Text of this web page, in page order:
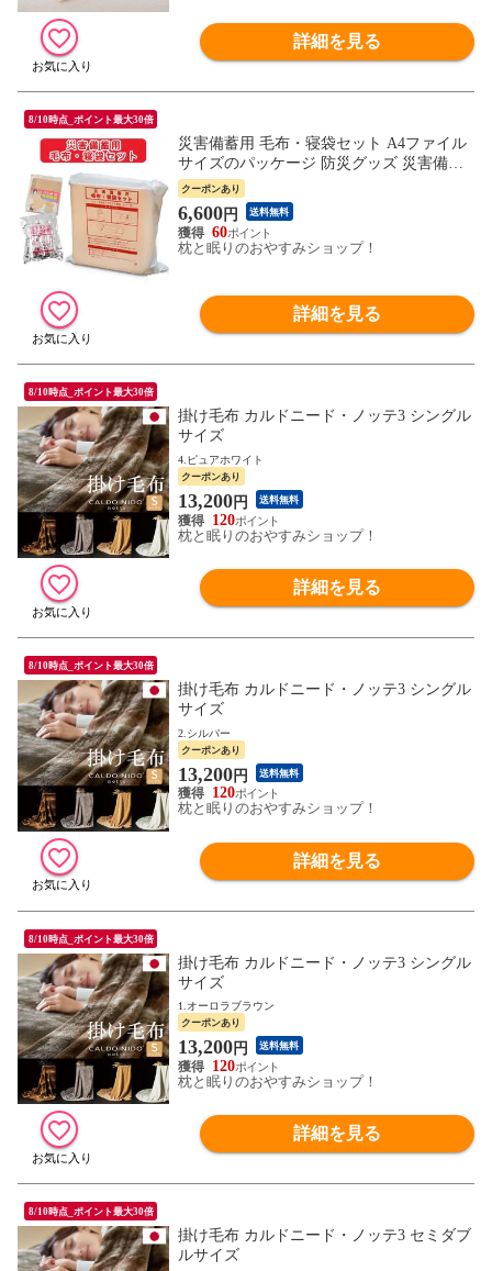
詳細を見る
8/10時点_ポイント最大30倍
災害備蓄用 毛布・寝袋セット A4ファイル
サイズのパッケージ 防災グッズ 災害備蓄
用難燃毛布 寝袋 防災 フリース 毛布 コン
パクト収納 シングル 防炎毛布 日本防炎協
会認定毛布 防災用毛布 防災用品 圧縮 非常
用 帰宅困難時
クーポンあり
6,600円 送料無料
60
枕と眠りのおやすみショップ！
詳細を見る
8/10時点_ポイント最大30倍
掛け毛布 カルドニード・ノッテ3 シングル
サイズ
4.ピュアホワイト
クーポンあり
13,200円 送料無料
120
枕と眠りのおやすみショップ！
詳細を見る
8/10時点_ポイント最大30倍
掛け毛布 カルドニード・ノッテ3 シングル
サイズ
2.シルバー
クーポンあり
13,200円 送料無料
120
枕と眠りのおやすみショップ！
詳細を見る
8/10時点_ポイント最大30倍
掛け毛布 カルドニード・ノッテ3 シングル
サイズ
1.オーロラブラウン
クーポンあり
13,200円 送料無料
120
枕と眠りのおやすみショップ！
詳細を見る
8/10時点_ポイント最大30倍
掛け毛布 カルドニード・ノッテ3 セミダブ
ルサイズ